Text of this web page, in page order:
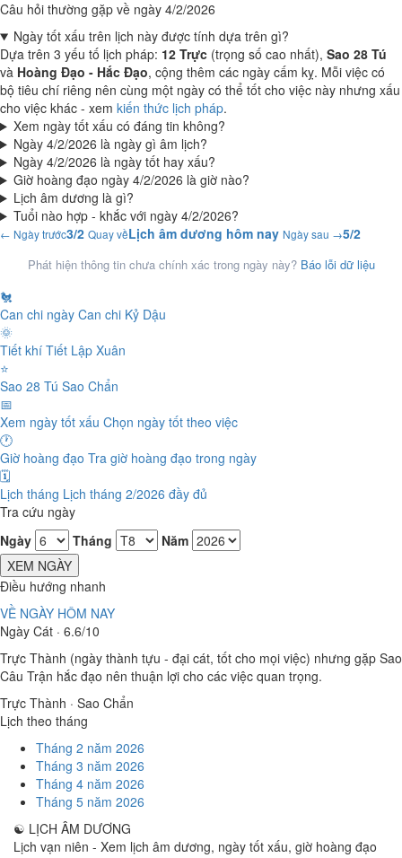
Câu hỏi thường gặp về ngày 4/2/2026
Ngày tốt xấu trên lịch này được tính dựa trên gì?
Dựa trên 3 yếu tố lịch pháp: 12 Trực (trọng số cao nhất), Sao 28 Tú
và Hoàng Đạo - Hắc Đạo, cộng thêm các ngày cấm kỵ. Mỗi việc có
bộ tiêu chí riêng nên cùng một ngày có thể tốt cho việc này nhưng xấu
cho việc khác - xem kiến thức lịch pháp.
Xem ngày tốt xấu có đáng tin không?
Ngày 4/2/2026 là ngày gì âm lịch?
Ngày 4/2/2026 là ngày tốt hay xấu?
Giờ hoàng đạo ngày 4/2/2026 là giờ nào?
Lịch âm dương là gì?
Tuổi nào hợp - khắc với ngày 4/2/2026?
← Ngày trước3/2 Quay vềLịch âm dương hôm nay Ngày sau →5/2
Phát hiện thông tin chưa chính xác trong ngày này? Báo lỗi dữ liệu
🐔
Can chi ngày Can chi Kỷ Dậu
🌞
Tiết khí Tiết Lập Xuân
⭐
Sao 28 Tú Sao Chẩn
📅
Xem ngày tốt xấu Chọn ngày tốt theo việc
🕐
Giờ hoàng đạo Tra giờ hoàng đạo trong ngày
🗓️
Lịch tháng Lịch tháng 2/2026 đầy đủ
Tra cứu ngày
Ngày
Tháng
Năm
XEM NGÀY
Điều hướng nhanh
VỀ NGÀY HÔM NAY
Ngày Cát · 6.6/10
Trực Thành (ngày thành tựu - đại cát, tốt cho mọi việc) nhưng gặp Sao
Câu Trận hắc đạo nên thuận lợi cho các việc quan trọng.
Trực Thành · Sao Chẩn
Lịch theo tháng
Tháng 2 năm 2026
Tháng 3 năm 2026
Tháng 4 năm 2026
Tháng 5 năm 2026
☯ LỊCH ÂM DƯƠNG
Lịch vạn niên - Xem lịch âm dương, ngày tốt xấu, giờ hoàng đạo